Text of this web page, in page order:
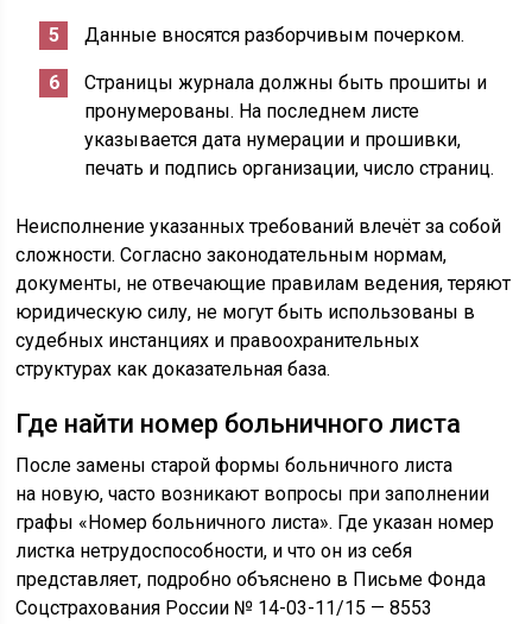
Данные вносятся разборчивым почерком.
Страницы журнала должны быть прошиты и
пронумерованы. На последнем листе
указывается дата нумерации и прошивки,
печать и подпись организации, число страниц.
Неисполнение указанных требований влечёт за собой
сложности. Согласно законодательным нормам,
документы, не отвечающие правилам ведения, теряют
юридическую силу, не могут быть использованы в
судебных инстанциях и правоохранительных
структурах как доказательная база.
Где найти номер больничного листа
После замены старой формы больничного листа
на новую, часто возникают вопросы при заполнении
графы «Номер больничного листа». Где указан номер
листка нетрудоспособности, и что он из себя
представляет, подробно объяснено в Письме Фонда
Соцстрахования России № 14-03-11/15 — 8553